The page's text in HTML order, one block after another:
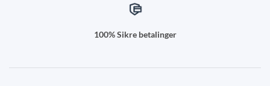
100% Sikre betalinger